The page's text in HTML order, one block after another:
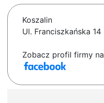
Koszalin
Ul. Franciszkańska 14
Zobacz profil firmy na